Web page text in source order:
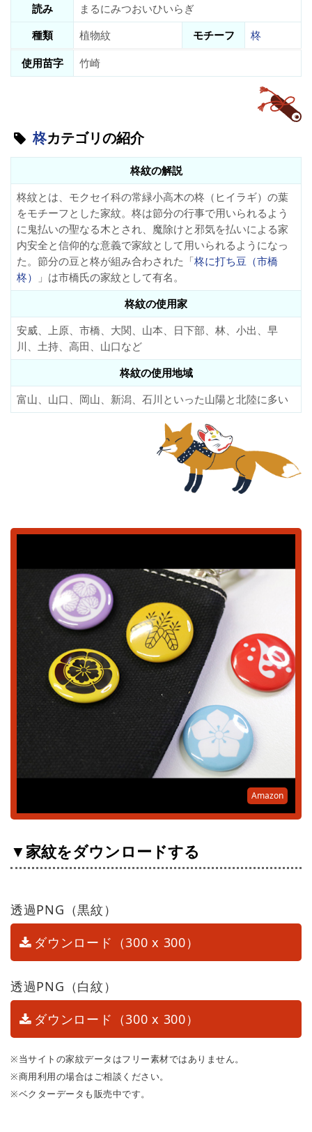
読み
まるにみつおいひいらぎ
種類
植物紋 モチーフ
柊
使用苗字
竹崎
柊カテゴリの紹介
柊紋の解説
柊紋とは、モクセイ科の常緑小高木の柊（ヒイラギ）の葉
をモチーフとした家紋。柊は節分の行事で用いられるよう
に鬼払いの聖なる木とされ、魔除けと邪気を払いによる家
内安全と信仰的な意義で家紋として用いられるようになっ
た。節分の豆と柊が組み合わされた「柊に打ち豆（市橋
柊） 」は市橋氏の家紋として有名。
柊紋の使用家
安威、上原、市橋、大関、山本、日下部、林、小出、早
川、土持、高田、山口など
柊紋の使用地域
富山、山口、岡山、新潟、石川といった山陽と北陸に多い
Amazon
▼家紋をダウンロードする
透過PNG（黒紋）
ダウンロード（300 x 300）
透過PNG（白紋）
ダウンロード（300 x 300）
※当サイトの家紋データはフリー素材ではありません。
※商用利用の場合はご相談ください。
※ベクターデータも販売中です。